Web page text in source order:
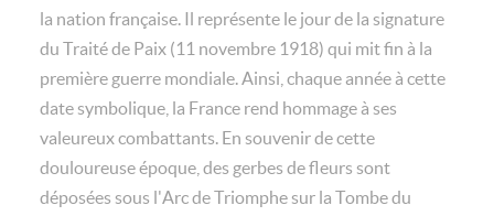
la nation française. Il représente le jour de la signature
du Traité de Paix (11 novembre 1918) qui mit fin à la
première guerre mondiale. Ainsi, chaque année à cette
date symbolique, la France rend hommage à ses
valeureux combattants. En souvenir de cette
douloureuse époque, des gerbes de fleurs sont
déposées sous l'Arc de Triomphe sur la Tombe du